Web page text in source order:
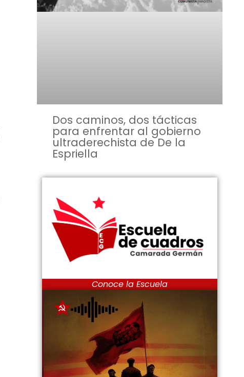
Dos caminos, dos tácticas
para enfrentar al gobierno
ultraderechista de De la
Espriella
Conoce la Escuela